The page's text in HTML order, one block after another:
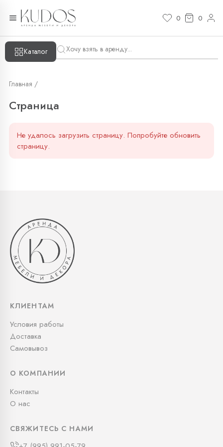
0 0
Каталог
Главная /
Страница
Не удалось загрузить страницу. Попробуйте обновить
страницу.
КЛИЕНТАМ
Условия работы
Доставка
Самовывоз
О КОМПАНИИ
Контакты
О нас
СВЯЖИТЕСЬ С НАМИ